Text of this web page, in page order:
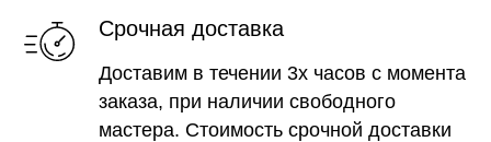
Срочная доставка
Доставим в течении 3х часов с момента
заказа, при наличии свободного
мастера. Стоимость срочной доставки